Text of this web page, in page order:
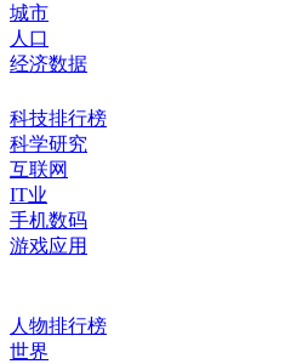
城市
人口
经济数据
科技排行榜
科学研究
互联网
IT业
手机数码
游戏应用
人物排行榜
世界